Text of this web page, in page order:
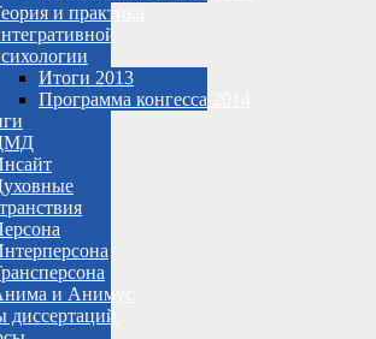
и практика
Итоги 2013
Программа конгесса 2014
и Анимус
диссертаций